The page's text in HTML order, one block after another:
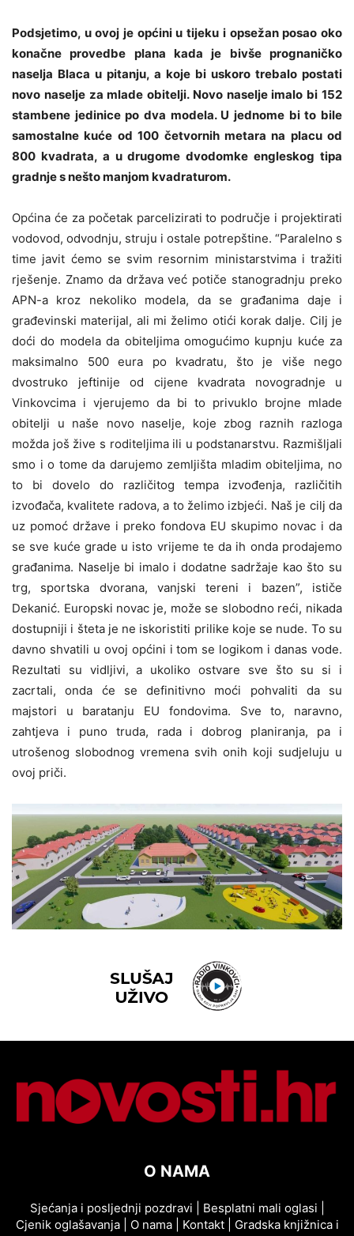
Podsjetimo, u ovoj je općini u tijeku i opsežan posao oko
konačne provedbe plana kada je bivše prognaničko
naselja Blaca u pitanju, a koje bi uskoro trebalo postati
novo naselje za mlade obitelji. Novo naselje imalo bi 152
stambene jedinice po dva modela. U jednome bi to bile
samostalne kuće od 100 četvornih metara na placu od
800 kvadrata, a u drugome dvodomke engleskog tipa
gradnje s nešto manjom kvadraturom.
Općina će za početak parcelizirati to područje i projektirati
vodovod, odvodnju, struju i ostale potrepštine. “Paralelno s
time javit ćemo se svim resornim ministarstvima i tražiti
rješenje. Znamo da država već potiče stanogradnju preko
APN-a kroz nekoliko modela, da se građanima daje i
građevinski materijal, ali mi želimo otići korak dalje. Cilj je
doći do modela da obiteljima omogućimo kupnju kuće za
maksimalno 500 eura po kvadratu, što je više nego
dvostruko jeftinije od cijene kvadrata novogradnje u
Vinkovcima i vjerujemo da bi to privuklo brojne mlade
obitelji u naše novo naselje, koje zbog raznih razloga
možda još žive s roditeljima ili u podstanarstvu. Razmišljali
smo i o tome da darujemo zemljišta mladim obiteljima, no
to bi dovelo do različitog tempa izvođenja, različitih
izvođača, kvalitete radova, a to želimo izbjeći. Naš je cilj da
uz pomoć države i preko fondova EU skupimo novac i da
se sve kuće grade u isto vrijeme te da ih onda prodajemo
građanima. Naselje bi imalo i dodatne sadržaje kao što su
trg, sportska dvorana, vanjski tereni i bazen”, ističe
Dekanić. Europski novac je, može se slobodno reći, nikada
dostupniji i šteta je ne iskoristiti prilike koje se nude. To su
davno shvatili u ovoj općini i tom se logikom i danas vode.
Rezultati su vidljivi, a ukoliko ostvare sve što su si i
zacrtali, onda će se definitivno moći pohvaliti da su
majstori u baratanju EU fondovima. Sve to, naravno,
zahtjeva i puno truda, rada i dobrog planiranja, pa i
utrošenog slobodnog vremena svih onih koji sudjeluju u
ovoj priči.
O NAMA
Sjećanja i posljednji pozdravi Besplatni mali oglasi
Cjenik oglašavanja| O nama| Kontakt| Gradska knjižnica i